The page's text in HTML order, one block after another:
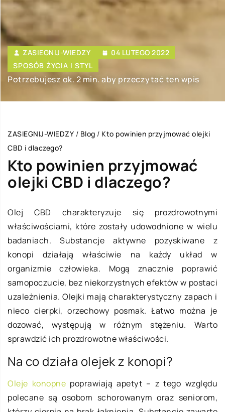
ZASIEGNIJ-WIEDZY
04 LUTEGO 2022
SPOSÓB ŻYCIA I STYL
Potrzebujesz ok. 2 min. aby przeczytać ten wpis
ZASIEGNIJ-WIEDZY / Blog / Kto powinien przyjmować olejki
CBD i dlaczego?
Kto powinien przyjmować
olejki CBD i dlaczego?
Olej CBD charakteryzuje się prozdrowotnymi
właściwościami, które zostały udowodnione w wielu
badaniach. Substancje aktywne pozyskiwane z
konopi działają właściwie na każdy układ w
organizmie człowieka. Mogą znacznie poprawić
samopoczucie, bez niekorzystnych efektów w postaci
uzależnienia. Olejki mają charakterystyczny zapach i
nieco cierpki, orzechowy posmak. Łatwo można je
dozować, występują w różnym stężeniu. Warto
sprawdzić ich prozdrowotne właściwości.
Na co działa olejek z konopi?
Oleje konopne poprawiają apetyt – z tego względu
polecane są osobom schorowanym oraz seniorom,